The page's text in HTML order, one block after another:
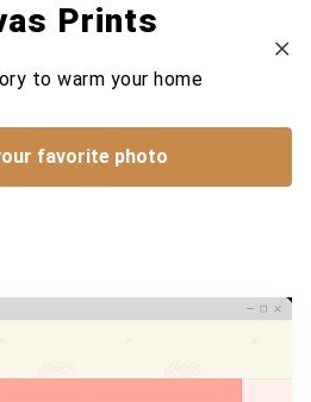
Prints
to warm your home
favorite photo